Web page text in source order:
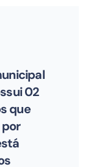
02
que